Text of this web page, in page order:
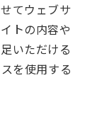
てウェブサ
トの内容や
いただける
を使用する